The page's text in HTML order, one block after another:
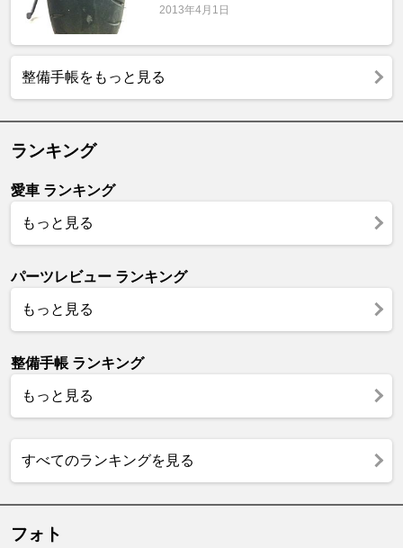
2013年4月1日
整備手帳をもっと見る
ランキング
愛車 ランキング
もっと見る
パーツレビュー ランキング
もっと見る
整備手帳 ランキング
もっと見る
すべてのランキングを見る
フォト